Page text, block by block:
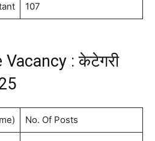
107
: केटेगरी
No. Of Posts